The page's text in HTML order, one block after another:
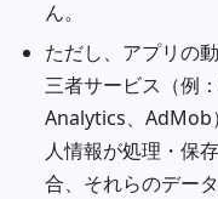
ん。
ただし、アプリの
三者サービス（例
Analytics、AdMob
人情報が処理・保
合、それらのデー